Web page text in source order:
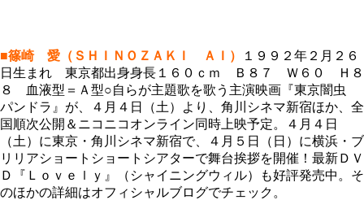
■篠崎 愛（ＳＨＩＮＯＺＡＫＩ ＡＩ）
１９９２年２月２６
日生まれ 東京都出身身長１６０ｃｍ Ｂ８７ Ｗ６０ Ｈ８
８ 血液型＝Ａ型○自らが主題歌を歌う主演映画『東京闇虫
パンドラ』が、４月４日（土）より、角川シネマ新宿ほか、全
国順次公開＆ニコニコオンライン同時上映予定。４月４日
（土）に東京・角川シネマ新宿で、４月５日（日）に横浜・ブ
リリアショートショートシアターで舞台挨拶を開催！最新ＤＶ
Ｄ『Ｌｏｖｅｌｙ』（シャイニングウィル）も好評発売中。そ
のほかの詳細はオフィシャルブログでチェック。